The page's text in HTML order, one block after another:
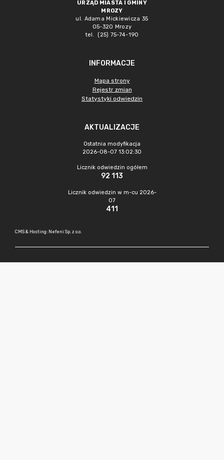
URZĄD MIASTA I GMINY
MROZY
ul. Adama Mickiewicza 35
05-320 Mrozy
tel. (25) 75-74-190
INFORMACJE
Mapa strony
Rejestr zmian
Statystyki odwiedzin
AKTUALIZACJE
Ostatnia modyfikacja
2026-08-07 13:02:30
Licznik odwiedzin ogółem
92 113
Licznik odwiedzin w m-cu 2026-
07
411
CMS & Hosting: Nefeni Sp. z o.o.